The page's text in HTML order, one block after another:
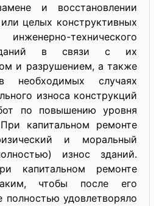
и восстановлении
целых конструктивных
технического
зданий в связи с их
и разрушением, а также
необходимых случаях
износа конструкций
по повышению уровня
При капитальном ремонте
и моральный
износ зданий.
капитальном ремонте
чтобы после его
полностью удовлетворяло